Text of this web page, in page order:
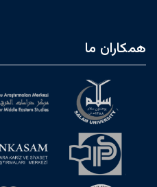
همکاران ما